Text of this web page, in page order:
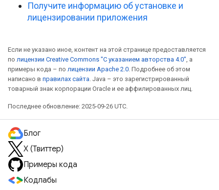
Получите информацию об установке и
лицензировании приложения
Если не указано иное, контент на этой странице предоставляется
по лицензии Creative Commons "С указанием авторства 4.0", а
примеры кода – по лицензии Apache 2.0. Подробнее об этом
написано в правилах сайта. Java – это зарегистрированный
товарный знак корпорации Oracle и ее аффилированных лиц.
Последнее обновление: 2025-09-26 UTC.
Блог
X (Твиттер)
Примеры кода
Кодлабы